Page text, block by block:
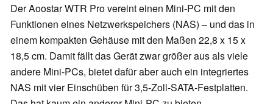
Der Aoostar WTR Pro vereint einen Mini-PC mit den
Funktionen eines Netzwerkspeichers (NAS) – und das in
einem kompakten Gehäuse mit den Maßen 22,8 x 15 x
18,5 cm. Damit fällt das Gerät zwar größer aus als viele
andere Mini-PCs, bietet dafür aber auch ein integriertes
NAS mit vier Einschüben für 3,5-Zoll-SATA-Festplatten.